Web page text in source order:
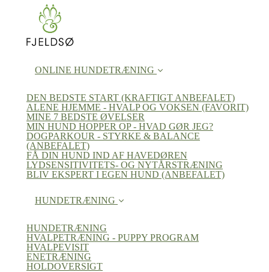
ONLINE HUNDETRÆNING
DEN BEDSTE START (KRAFTIGT ANBEFALET)
ALENE HJEMME - HVALP OG VOKSEN (FAVORIT)
MINE 7 BEDSTE ØVELSER
MIN HUND HOPPER OP - HVAD GØR JEG?
DOGPARKOUR - STYRKE & BALANCE
(ANBEFALET)
FÅ DIN HUND IND AF HAVEDØREN
LYDSENSITIVITETS- OG NYTÅRSTRÆNING
BLIV EKSPERT I EGEN HUND (ANBEFALET)
HUNDETRÆNING
HUNDETRÆNING
HVALPETRÆNING - PUPPY PROGRAM
HVALPEVISIT
ENETRÆNING
HOLDOVERSIGT